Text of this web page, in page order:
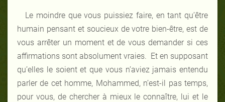
Le moindre que vous puissiez faire, en tant qu’être
humain pensant et soucieux de votre bien-être, est de
vous arrêter un moment et de vous demander si ces
affirmations sont absolument vraies. Et en supposant
qu’elles le soient et que vous n’aviez jamais entendu
parler de cet homme, Mohammed, n’est-il pas temps,
pour vous, de chercher à mieux le connaître, lui et le